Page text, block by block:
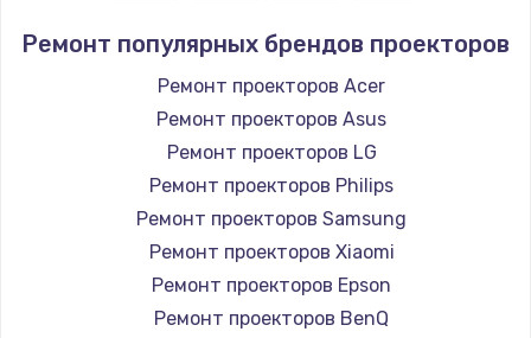
Ремонт популярных брендов проекторов
Ремонт проекторов Acer
Ремонт проекторов Asus
Ремонт проекторов LG
Ремонт проекторов Philips
Ремонт проекторов Samsung
Ремонт проекторов Xiaomi
Ремонт проекторов Epson
Ремонт проекторов BenQ